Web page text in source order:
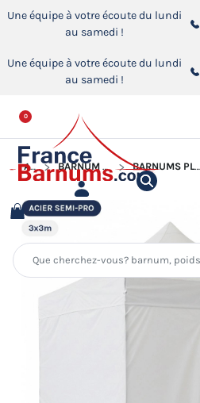
Une équipe à votre écoute du lundi
au samedi !
Une équipe à votre écoute du lundi
au samedi !
0
ACCUEIL BARNUM PLIANT - TONNELLE ACIER SEMI PRO BARNUMS PLIANTS - TONNELLES ACIER SEMI PRO 3MX3M